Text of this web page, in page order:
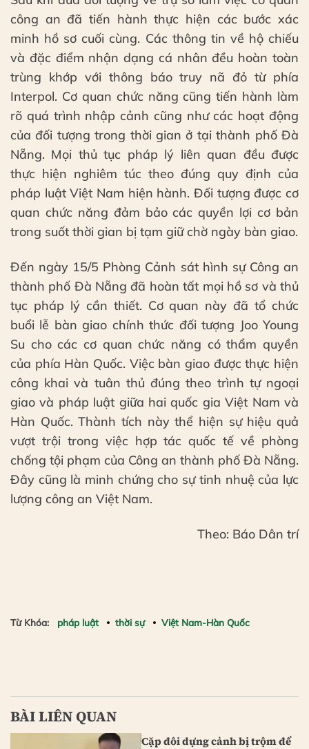
công an đã tiến hành thực hiện các bước xác
minh hồ sơ cuối cùng. Các thông tin về hộ chiếu
và đặc điểm nhận dạng cá nhân đều hoàn toàn
trùng khớp với thông báo truy nã đỏ từ phía
Interpol. Cơ quan chức năng cũng tiến hành làm
rõ quá trình nhập cảnh cũng như các hoạt động
của đối tượng trong thời gian ở tại thành phố Đà
Nẵng. Mọi thủ tục pháp lý liên quan đều được
thực hiện nghiêm túc theo đúng quy định của
pháp luật Việt Nam hiện hành. Đối tượng được cơ
quan chức năng đảm bảo các quyền lợi cơ bản
trong suốt thời gian bị tạm giữ chờ ngày bàn giao.
Đến ngày 15/5 Phòng Cảnh sát hình sự Công an
thành phố Đà Nẵng đã hoàn tất mọi hồ sơ và thủ
tục pháp lý cần thiết. Cơ quan này đã tổ chức
buổi lễ bàn giao chính thức đối tượng Joo Young
Su cho các cơ quan chức năng có thẩm quyền
của phía Hàn Quốc. Việc bàn giao được thực hiện
công khai và tuân thủ đúng theo trình tự ngoại
giao và pháp luật giữa hai quốc gia Việt Nam và
Hàn Quốc. Thành tích này thể hiện sự hiệu quả
vượt trội trong việc hợp tác quốc tế về phòng
chống tội phạm của Công an thành phố Đà Nẵng.
Đây cũng là minh chứng cho sự tinh nhuệ của lực
lượng công an Việt Nam.
Theo: Báo Dân trí
Từ Khóa: pháp luật thời sự Việt Nam-Hàn Quốc
BÀI LIÊN QUAN
Cặp đôi dựng cảnh bị trộm để